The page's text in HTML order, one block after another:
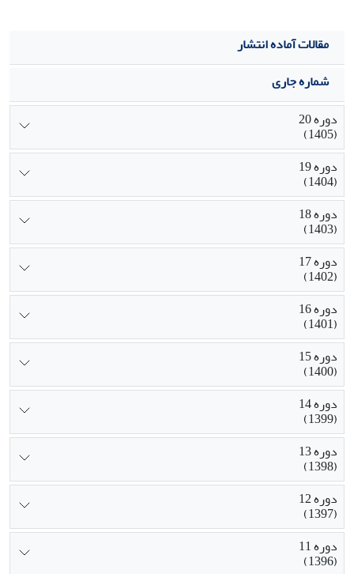
مقالات آماده انتشار
شماره جاری
دوره 20
(1405)
دوره 19
(1404)
دوره 18
(1403)
دوره 17
(1402)
دوره 16
(1401)
دوره 15
(1400)
دوره 14
(1399)
دوره 13
(1398)
دوره 12
(1397)
دوره 11
(1396)